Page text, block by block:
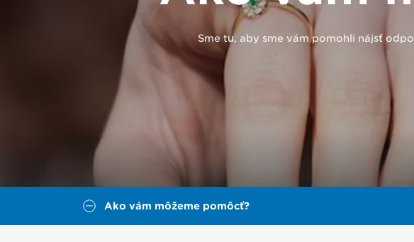
Sme tu, aby sme vám pomohli nájsť
Ako vám môžeme pomôcť?